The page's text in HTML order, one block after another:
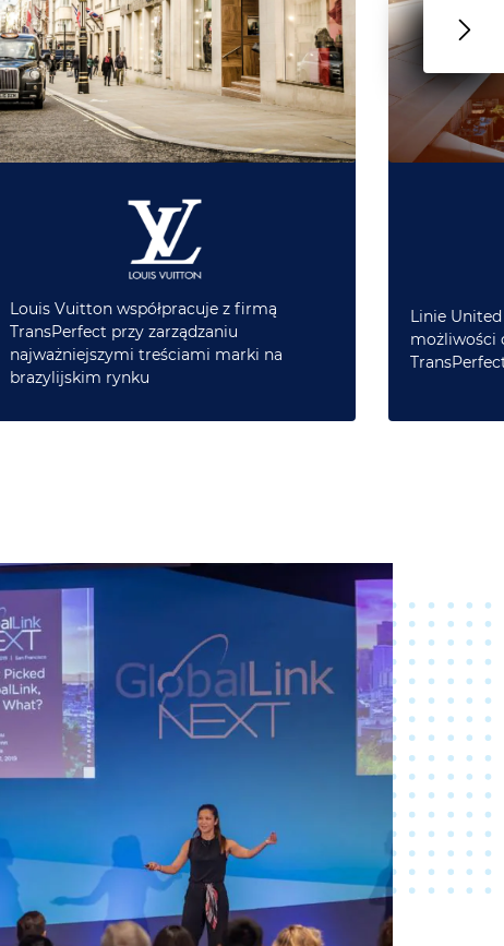
Louis Vuitton współpracuje z firmą
TransPerfect przy zarządzaniu
najważniejszymi treściami marki na
brazylijskim rynku
Linie
możliwości